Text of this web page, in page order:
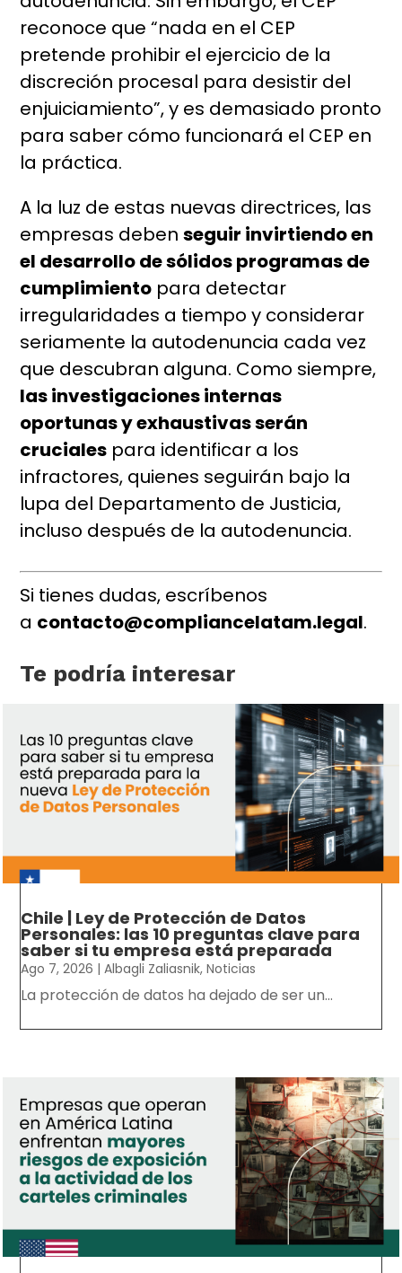
reconoce que “nada en el CEP
pretende prohibir el ejercicio de la
discreción procesal para desistir del
enjuiciamiento”, y es demasiado pronto
para saber cómo funcionará el CEP en
la práctica.
A la luz de estas nuevas directrices, las
empresas debenseguir invirtiendo en
el desarrollo de sólidos programas de
cumplimiento para detectar
irregularidades a tiempo y considerar
seriamente la autodenuncia cada vez
que descubran alguna. Como siempre,
las investigaciones internas
oportunas y exhaustivas serán
cruciales para identificar a los
infractores, quienes seguirán bajo la
lupa del Departamento de Justicia,
incluso después de la autodenuncia.
Si tienes dudas, escríbenos
a contacto@compliancelatam.legal.
Te podría interesar
Chile | Ley de Protección de Datos
Personales: las 10 preguntas clave para
saber si tu empresa está preparada
Ago 7, 2026 |Albagli Zaliasnik,Noticias
La protección de datos ha dejado de ser un...